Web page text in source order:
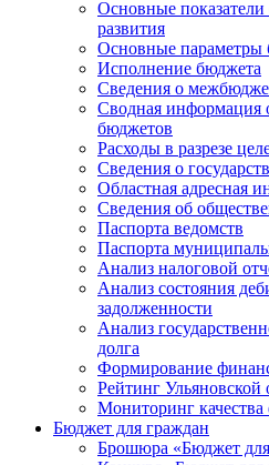
Основные показатели
развития
Основные параметры
Исполнение бюджета
Сведения о
Сводная информация
бюджетов
Расходы в разрезе
Сведения о
Областная адресная
Сведения об
Паспорта ведомств
Паспорта
Анализ налоговой
Анализ состояния
задолженности
Анализ
долга
Формирование
Рейтинг Ульяновской
Мониторинг
Бюджет для граждан
Брошюра «Бюджет